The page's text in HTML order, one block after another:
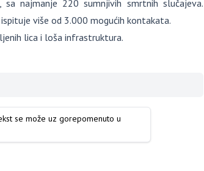
najmanje 220 sumnjivih smrtnih slučajeva.
više od 3.000 mogućih kontakata.
lica i loša infrastruktura.
se može uz gorepomenuto u